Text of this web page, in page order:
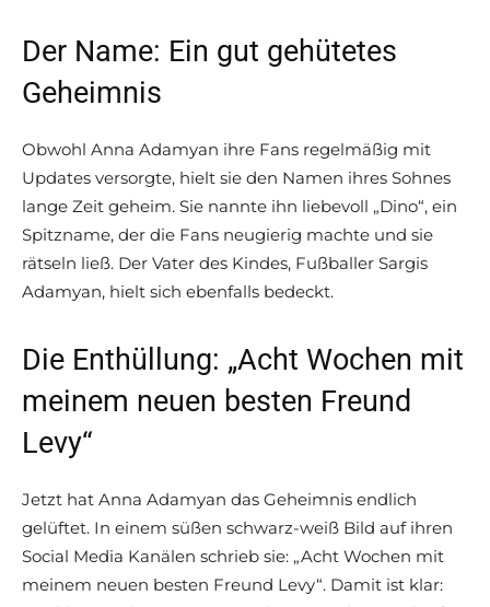
Der Name: Ein gut gehütetes
Geheimnis
Obwohl Anna Adamyan ihre Fans regelmäßig mit
Updates versorgte, hielt sie den Namen ihres Sohnes
lange Zeit geheim. Sie nannte ihn liebevoll „Dino“, ein
Spitzname, der die Fans neugierig machte und sie
rätseln ließ. Der Vater des Kindes, Fußballer Sargis
Adamyan, hielt sich ebenfalls bedeckt.
Die Enthüllung: „Acht Wochen mit
meinem neuen besten Freund
Levy“
Jetzt hat Anna Adamyan das Geheimnis endlich
gelüftet. In einem süßen schwarz-weiß Bild auf ihren
Social Media Kanälen schrieb sie: „Acht Wochen mit
meinem neuen besten Freund Levy“. Damit ist klar: